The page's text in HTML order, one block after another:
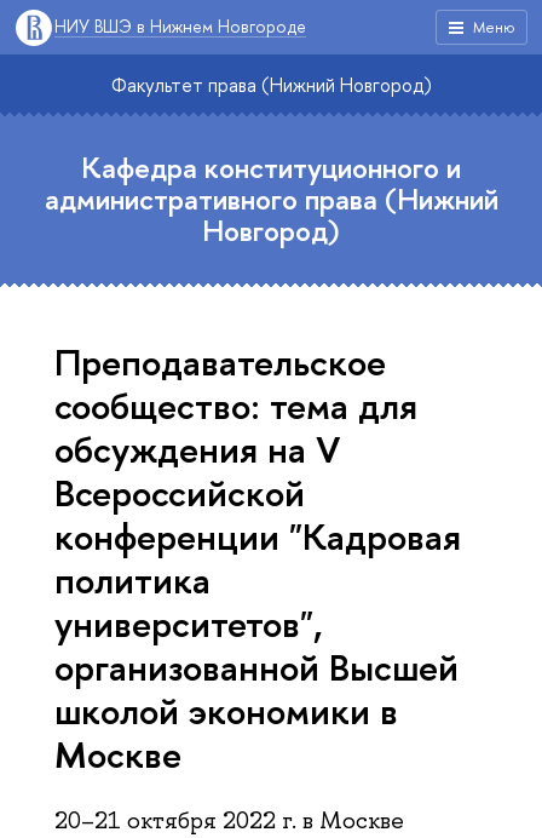
Меню
НИУ ВШЭ в Нижнем Новгороде
Факультет права (Нижний Новгород)
Кафедра конституционного и
административного права (Нижний
Новгород)
Преподавательское
сообщество: тема для
обсуждения на V
Всероссийской
конференции "Кадровая
политика
университетов",
организованной Высшей
школой экономики в
Москве
20–21 октября 2022 г. в Москве